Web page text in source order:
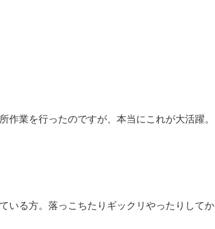
業を行ったのですが、本当にこれが大活躍。
いる方。落っこちたりギックリやったりしてか